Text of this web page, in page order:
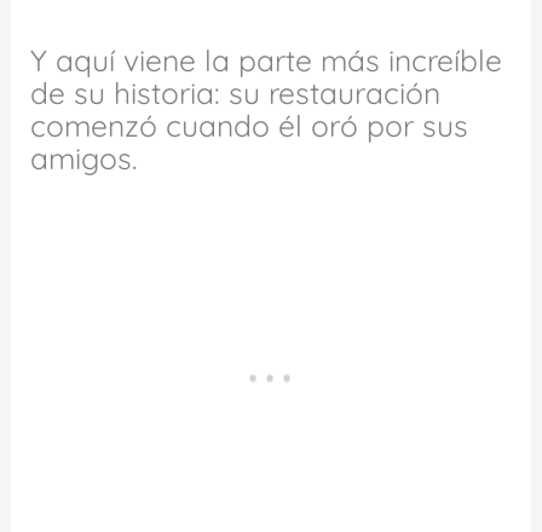
Y aquí viene la parte más increíble
de su historia: su restauración
comenzó cuando él oró por sus
amigos.